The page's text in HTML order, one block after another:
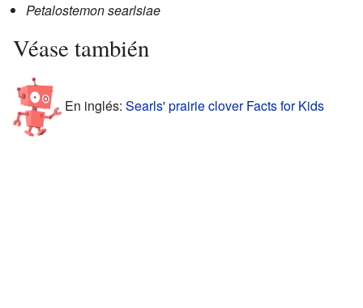
Petalostemon searlsiae
Véase también
En inglés: Searls' prairie clover Facts for Kids